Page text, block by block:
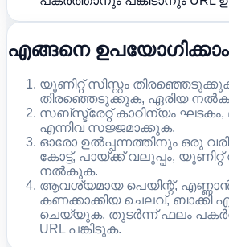
എങ്ങനെ ഉപയോഗിക്കാം
യൂണിറ്റ് സിസ്റ്റം
തിരഞ്ഞെടുക്കുക, ഏരിയ
സബ്സ്ട്രേറ്റ് കാഠിന്യം ഘടകം,
എന്നിവ സജ്ജമാക്കുക.
ഓരോ ഉൽപ്പന്നത്തിനും ഒരു
കോട്ട്, പായ്ക്ക് വലുപ്പം, യൂണിറ്റ്
നൽകുക.
ആവശ്യമായ പെയിന്റ്,
കണക്കാക്കിയ ചെലവ്,
ചെയ്യുക, തുടർന്ന് ഫലം
URL പങ്കിടുക.